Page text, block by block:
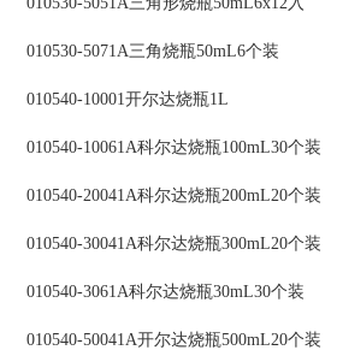
010530-5071A三角烧瓶50mL6个装
010540-10001开尔达烧瓶1L
010540-10061A科尔达烧瓶100mL30个装
010540-20041A科尔达烧瓶200mL20个装
010540-30041A科尔达烧瓶300mL20个装
010540-3061A科尔达烧瓶30mL30个装
010540-50041A开尔达烧瓶500mL20个装